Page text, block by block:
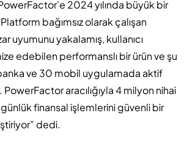
2024 yılında büyük bir
bağımsız olarak çalışan
uyumunu yakalamış, kullanıcı
edebilen performanslı bir ürün ve şu
banka ve 30 mobil uygulamada aktif
PowerFactor aracılığıyla 4 milyon nihai
günlük finansal işlemlerini güvenli bir
dedi.